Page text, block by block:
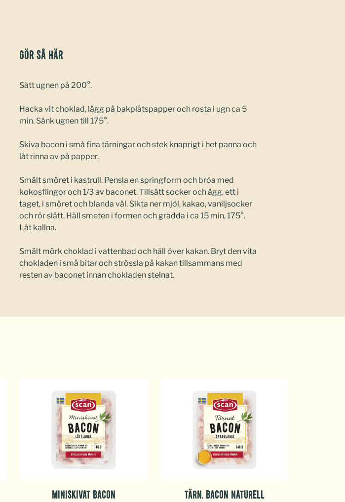
Gör så här
Sätt ugnen på 200°.
Hacka vit choklad, lägg på bakplåtspapper och rosta i ugn ca 5
min. Sänk ugnen till 175°.
Skiva bacon i små fina tärningar och stek knaprigt i het panna och
låt rinna av på papper.
Smält smöret i kastrull. Pensla en springform och bröa med
kokosflingor och 1/3 av baconet. Tillsätt socker och ägg, ett i
taget, i smöret och blanda väl. Sikta ner mjöl, kakao, vaniljsocker
och rör slätt. Häll smeten i formen och grädda i ca 15 min, 175°.
Låt kallna.
Smält mörk choklad i vattenbad och häll över kakan. Bryt den vita
chokladen i små bitar och strössla på kakan tillsammans med
resten av baconet innan chokladen stelnat.
MINISKIVAT BACON TÄRN. BACON NATURELL